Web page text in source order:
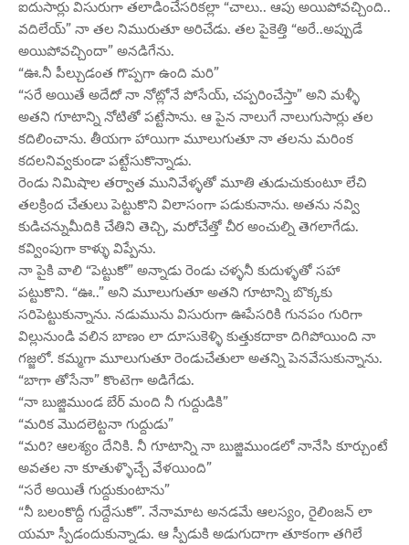
ఐదుసార్లు విసురుగా తలాడించేసరికల్లా “చాలు.. ఆపు అయిపోవచ్చింది..
వదిలేయ్” నా తల నిమురుతూ అరిచేడు. తల పైకెత్తి “అరే..అప్పుడే
అయిపోవచ్చిందా” అనడిగేను.
“ఊ.నీ పీల్చుడంత గొప్పగా ఉంది మరి”
“సరే అయితే అదేదో నా నోట్లోనే పోసేయ్, చప్పరించేస్తా” అని మళ్ళీ
అతని గూటాన్ని నోటితో పట్టేసాను. ఆ పైన నాలుగే నాలుగుసార్లు తల
కదిలించాను. తీయగా హాయిగా మూలుగుతూ నా తలను మరింక
కదలనివ్వకుండా పట్టేసుకొన్నాడు.
రెండు నిమిషాల తర్వాత మునివేళ్ళతో మూతి తుడుచుకుంటూ లేచి
తలక్రింద చేతులు పెట్టుకొని విలాసంగా పడుకునాను. అతను నవ్వి
కుడిచన్నుమీదికి చేతిని తెచ్చి, మరోచేత్తో చీర అంచుల్ని తెగలాగేడు.
కవ్వింపుగా కాళ్ళు విప్పేను.
నా పైకి వాలి “పెట్టుకో” అన్నాడు రెండు చళ్ళనీ కుదుళ్ళతో సహా
పట్టుకొని. “ఊ..” అని మూలుగుతూ అతని గూటాన్ని బొక్కకు
సరిపెట్టుకున్నాను. నడుమును విసురుగా ఊపేసరికి గునపం గురిగా
విల్లునుండి వలిన బాణం లా దూసుకెళ్ళి కుత్తుకదాకా దిగిపోయింది నా
గజ్జలో. కమ్మగా మూలుగుతూ రెండుచేతులా అతన్ని పెనవేసుకున్నాను.
“బాగా తోసేనా” కొంటెగా అడిగేడు.
“నా బుజ్జిముండ బేర్ మంది నీ గుద్దుడికి”
“మరిక మొదలెట్టనా గుద్దుడు”
“మరి? ఆలశ్యం దేనికి. నీ గూటాన్ని నా బుజ్జిముండలో నానేసి కూర్చుంటే
అవతల నా కూతుళ్ళొచ్చే వేళయింది”
“సరే అయితే గుద్దుకుంటాను”
“నీ బలంకొద్దీ గుద్దేసుకో”. నేనామాట అనడమే ఆలస్యం, రైలింజన్ లా
యమా స్పీడందుకున్నాడు. ఆ స్పీడుకి అడుగుదాగా తూకంగా తగిలే